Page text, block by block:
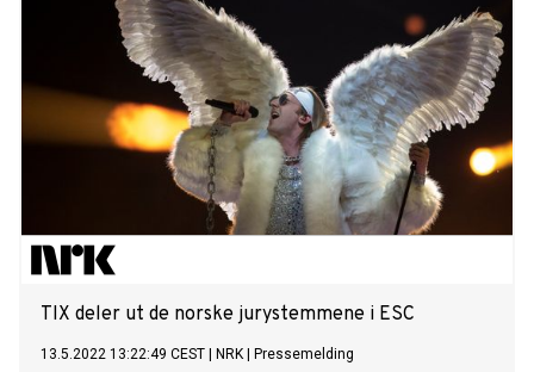
globale viral-listen. De gule ulvene kan skilte med toppliste-
plasseringer over hele Europa, blant annet #6 i Sverige, #9 i
Ukraina og #30 i UK. Subwoolfer – Give That Wolf A Banana
Subwoolfer på TikTok Fullstendig oversikt over
listeplasseringer (Spotify charts): #34 Østerrike #47 Belgia
#8 Estland #10 Finland #33 Tyskland #2 Island #47 Irland
#8 Latvia #8 Litauen #28 Nederland #4 Norge #6 Sverige
#48 Sveits #9 Ukraina #30 UK
TIX deler ut de norske jurystemmene i ESC
13.5.2022 13:22:49 CEST NRK Pressemelding